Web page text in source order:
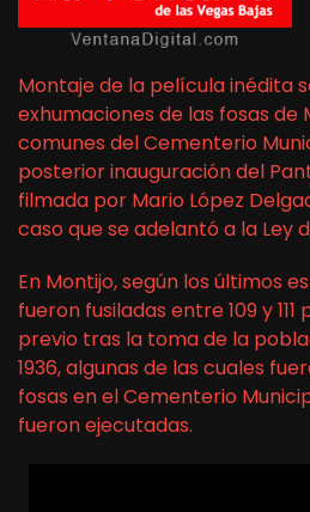
Montaje de la película inédita
exhumaciones de las fosas de
comunes del Cementerio
posterior inauguración del
filmada por Mario López
caso que se adelantó a la Ley
En Montijo, según los últimos
fueron fusiladas entre 109 y 111
previo tras la toma de la
1936, algunas de las cuales
fosas en el Cementerio
fueron ejecutadas.